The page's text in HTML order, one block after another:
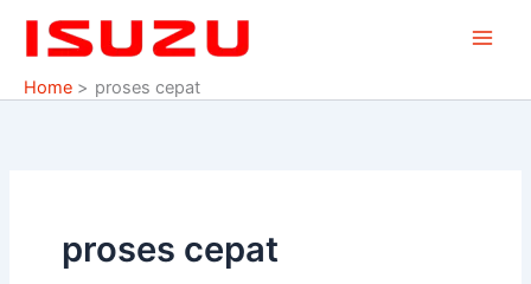
Home
proses cepat
proses cepat